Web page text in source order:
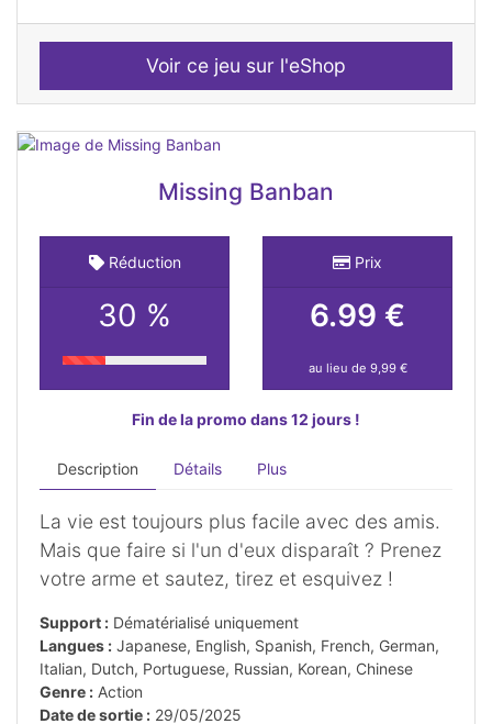
Voir ce jeu sur l'eShop
Missing Banban
Réduction
30 %
Prix
6.99 €
au lieu de 9,99 €
Fin de la promo dans 12 jours !
Description Détails Plus
La vie est toujours plus facile avec des amis.
Mais que faire si l'un d'eux disparaît ? Prenez
votre arme et sautez, tirez et esquivez !
Support : Dématérialisé uniquement
Langues : Japanese, English, Spanish, French, German,
Italian, Dutch, Portuguese, Russian, Korean, Chinese
Genre : Action
Date de sortie : 29/05/2025